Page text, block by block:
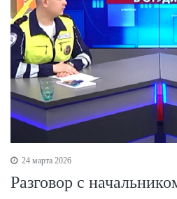
24 марта 2026
Разговор с